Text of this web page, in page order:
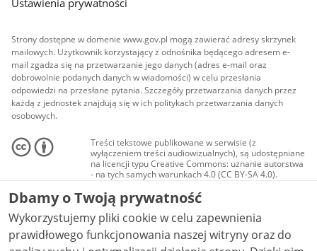
Strony dostępne w domenie www.gov.pl mogą zawierać adresy skrzynek
mailowych. Użytkownik korzystający z odnośnika będącego adresem e-
mail zgadza się na przetwarzanie jego danych (adres e-mail oraz
dobrowolnie podanych danych w wiadomości) w celu przesłania
odpowiedzi na przesłane pytania. Szczegóły przetwarzania danych przez
każdą z jednostek znajdują się w ich politykach przetwarzania danych
osobowych.
Treści tekstowe publikowane w serwisie (z
wyłączeniem treści audiowizualnych), są udostępniane
na licencji typu Creative Commons: uznanie autorstwa
- na tych samych warunkach 4.0 (CC BY-SA 4.0).
Materiały audiowizualne, w tym zdjęcia, materiały
audio i wideo, są udostępniane na licencji typu
Creative Commons: uznanie autorstwa użycie
niekomercyjne - bez utworów zależnych 4.0 (CC BY-
NC-ND 4.0), o ile nie jest to stwierdzone inaczej.
Dbamy o Twoją prywatność
Wykorzystujemy pliki cookie w celu zapewnienia
prawidłowego funkcjonowania naszej witryny oraz do